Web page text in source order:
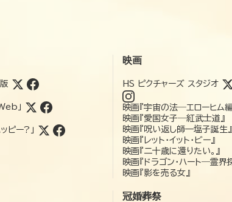
」
ッピー?」
映画
HS ピクチャーズ スタジオ
映画『宇宙の法―エローヒム
映画『愛国女子―紅武士道』
映画『呪い返し師—塩子誕生』
映画『レット・イット・ビー』
映画『二十歳に還りたい。』
映画『ドラゴン・ハート―霊界
映画『影を売る女』
冠婚葬祭